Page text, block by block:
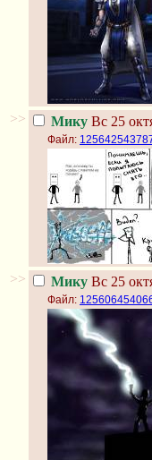
>> Мику Вс 25
Файл:
>> Мику Вс 25
Файл: